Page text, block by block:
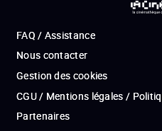
FAQ / Assistance
Nous contacter
Gestion des cookies
CGU / Mentions légales /
Partenaires